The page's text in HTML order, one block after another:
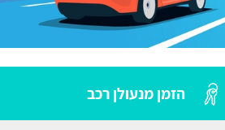
הזמן מנעולן רכב